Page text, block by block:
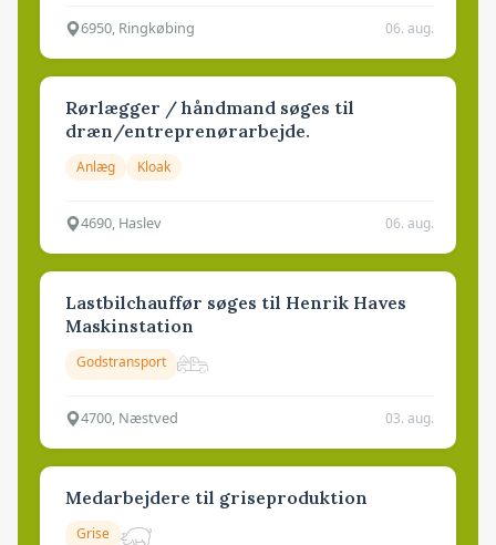
6950, Ringkøbing 06. aug.
Rørlægger / håndmand søges til
dræn/entreprenørarbejde.
Anlæg Kloak
4690, Haslev 06. aug.
Lastbilchauffør søges til Henrik Haves
Maskinstation
Godstransport
4700, Næstved 03. aug.
Medarbejdere til griseproduktion
Grise